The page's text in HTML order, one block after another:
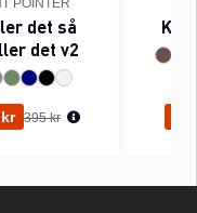
det så
det v2
Ordinarie pris:
395 kr